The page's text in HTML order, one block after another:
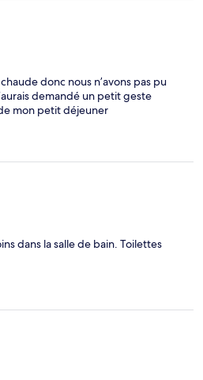
donc nous n’avons pas pu
demandé un petit geste
mon petit déjeuner
dans la salle de bain. Toilettes